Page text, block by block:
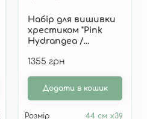
Набір для вишивки
хрестиком "Pink
Hydrangea /
T2047A
1355 грн
Додати в кошик
Розмір 44 см x39